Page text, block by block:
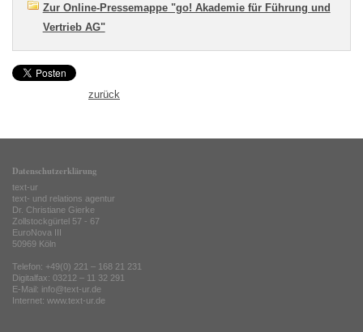
Zur Online-Pressemappe "go! Akademie für Führung und
Vertrieb AG"
zurück
Datenschutzerklärung
text-ur
text- und relations agentur
Dr. Christiane Gierke
Zollstockgürtel 57 - 67
EuroNova III
50969 Köln
Telefon: +49(0) 221 – 168 21 231
Digitalfax: 03212 – 11 32 291
E-Mail: info@text-ur.de
Internet: www.text-ur.de